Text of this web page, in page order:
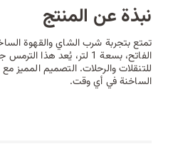
نبذة عن المنتج
تمتع بتجربة شرب الشاي والقهوة
الفاتح، بسعة 1 لتر، يُعد
للتنقلات والرحلات. التصميم المميز
الساخنة في أي وقت.